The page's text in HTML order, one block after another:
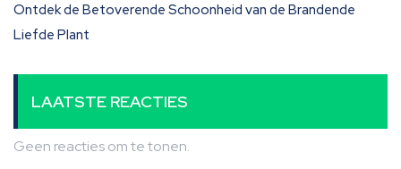
Ontdek de Betoverende Schoonheid van de Brandende
Liefde Plant
LAATSTE REACTIES
Geen reacties om te tonen.